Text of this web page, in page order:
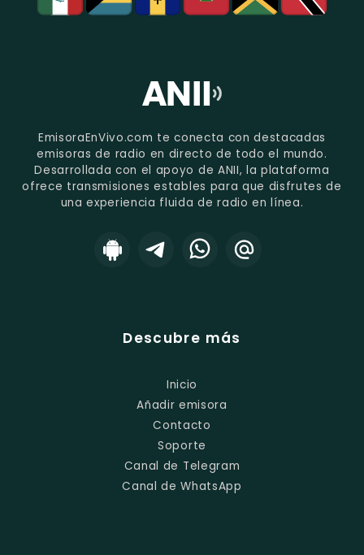
EmisoraEnVivo.com te conecta con destacadas
emisoras de radio en directo de todo el mundo.
Desarrollada con el apoyo de ANII, la plataforma
ofrece transmisiones estables para que disfrutes de
una experiencia fluida de radio en línea.
Descubre más
Inicio
Añadir emisora
Contacto
Soporte
Canal de Telegram
Canal de WhatsApp